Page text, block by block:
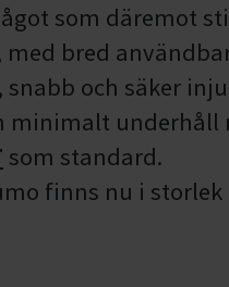
Econet för modern
batteriåtervinning
eCO TOP och eCO Side
Kylbafflar och
Luftdon
Optivent Ultra och
Ultrasafe
VAV -
som däremot
med bred
och säker
minimalt underhåll
som standard.
finns nu i storlek